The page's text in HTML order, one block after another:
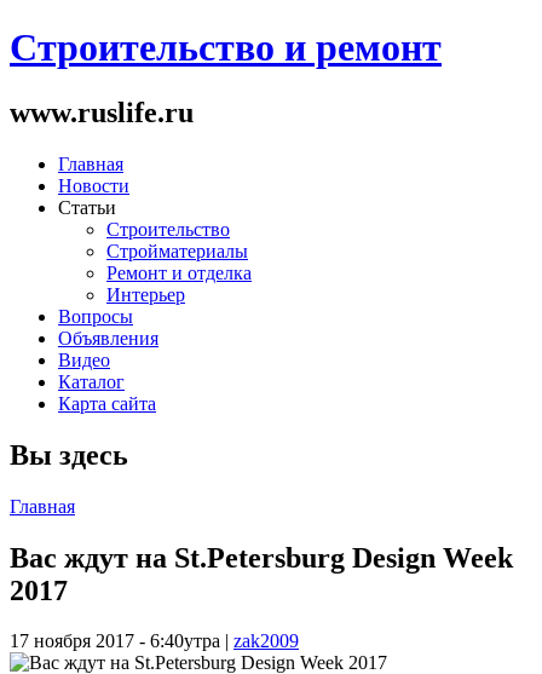
Строительство и ремонт
www.ruslife.ru
Главная
Новости
Статьи
Строительство
Стройматериалы
Ремонт и отделка
Интерьер
Вопросы
Объявления
Видео
Каталог
Карта сайта
Вы здесь
Главная
Вас ждут на St.Petersburg Design Week
2017
17 ноября 2017 - 6:40утра | zak2009